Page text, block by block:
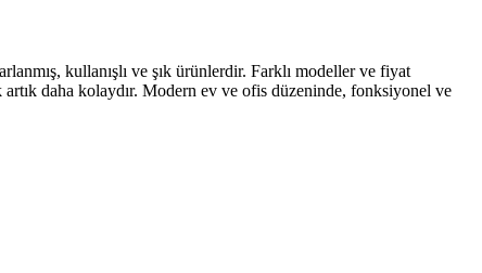
kullanışlı ve şık ürünlerdir. Farklı modeller ve fiyat
daha kolaydır. Modern ev ve ofis düzeninde, fonksiyonel ve